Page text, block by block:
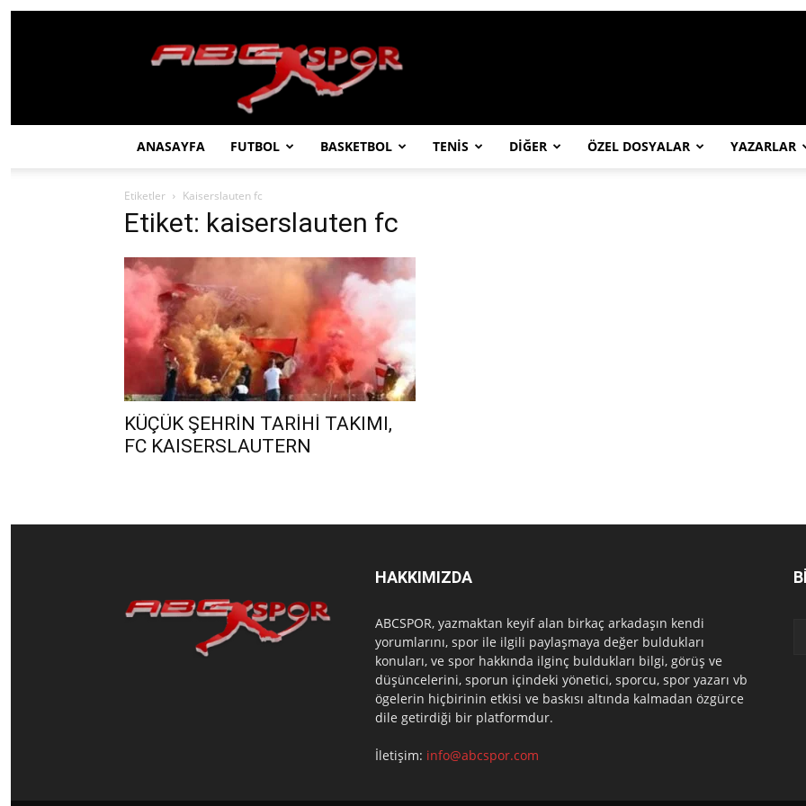
ABC
SPOR
ANASAYFA FUTBOL BASKETBOL TENİS DİĞER ÖZEL DOSYALAR YAZARLAR
Etiketler Kaiserslauten fc
Etiket: kaiserslauten fc
KÜÇÜK ŞEHRİN TARİHİ TAKIMI,
FC KAISERSLAUTERN
HAKKIMIZDA
ABCSPOR, yazmaktan keyif alan birkaç arkadaşın kendi
yorumlarını, spor ile ilgili paylaşmaya değer buldukları
konuları, ve spor hakkında ilginç buldukları bilgi, görüş ve
düşüncelerini, sporun içindeki yönetici, sporcu, spor yazarı vb
ögelerin hiçbirinin etkisi ve baskısı altında kalmadan özgürce
dile getirdiği bir platformdur.
İletişim: info@abcspor.com